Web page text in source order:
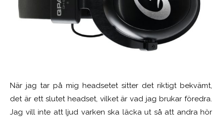
När jag tar på mig headsetet sitter det riktigt bekvämt,
det är ett slutet headset, vilket är vad jag brukar föredra.
Jag vill inte att ljud varken ska läcka ut så att andra hör